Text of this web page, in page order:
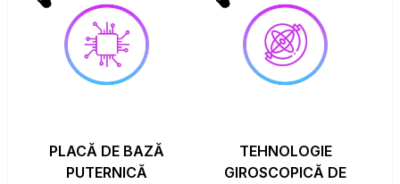
PLACĂ DE BAZĂ
PUTERNICĂ
TEHNOLOGIE
GIROSCOPICĂ DE